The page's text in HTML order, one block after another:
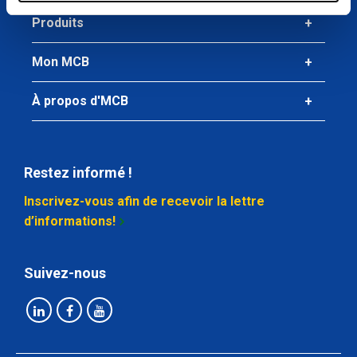
Produits
Mon MCB
À propos d'MCB
Restez informé !
Inscrivez-vous afin de recevoir la lettre
d’informations!
Suivez-nous